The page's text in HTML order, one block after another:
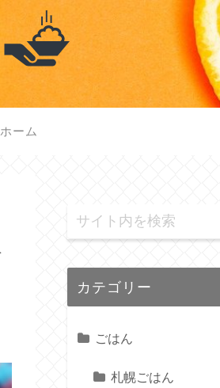
ホーム
カテゴリー
ごはん
札幌ごはん